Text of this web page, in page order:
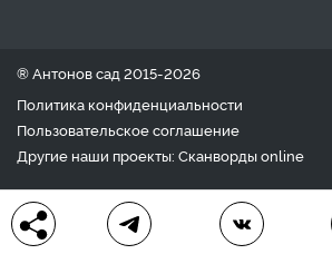
® Антонов сад 2015-2026
Политика конфиденциальности
Пользовательское соглашение
Другие наши проекты: Сканвордыonline
Любое использование материала
письменного согласия редакции